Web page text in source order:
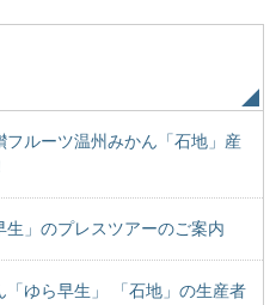
ルーツ温州みかん「石地」産
」のプレスツアーのご案内
ゆら早生」 「石地」の生産者